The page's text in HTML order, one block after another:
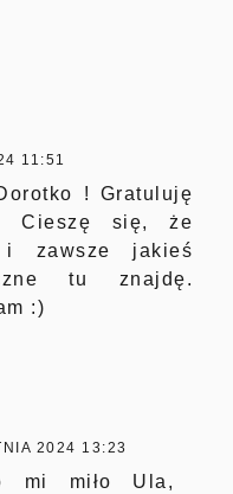
11:51
! Gratuluję
Cieszę się, że
i zawsze jakieś
tu znajdę.
:)
2024 13:23
mi miło Ula,